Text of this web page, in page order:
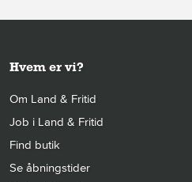
Hvem er vi?
Om Land & Fritid
Job i Land & Fritid
Find butik
Se åbningstider